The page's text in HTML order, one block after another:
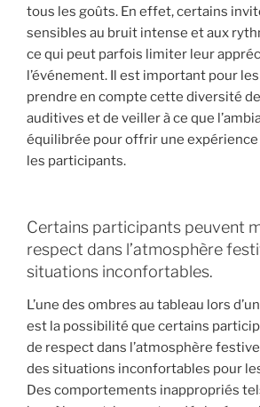
tous les goûts. En effet, certains
sensibles au bruit intense et aux
ce qui peut parfois limiter leur
l’événement. Il est important pour
prendre en compte cette diversité
auditives et de veiller à ce que
équilibrée pour offrir une expérience
les participants.
Certains participants peuvent
respect dans l’atmosphère
situations inconfortables.
L’une des ombres au tableau lors
est la possibilité que certains
de respect dans l’atmosphère
des situations inconfortables pour
Des comportements inappropriés